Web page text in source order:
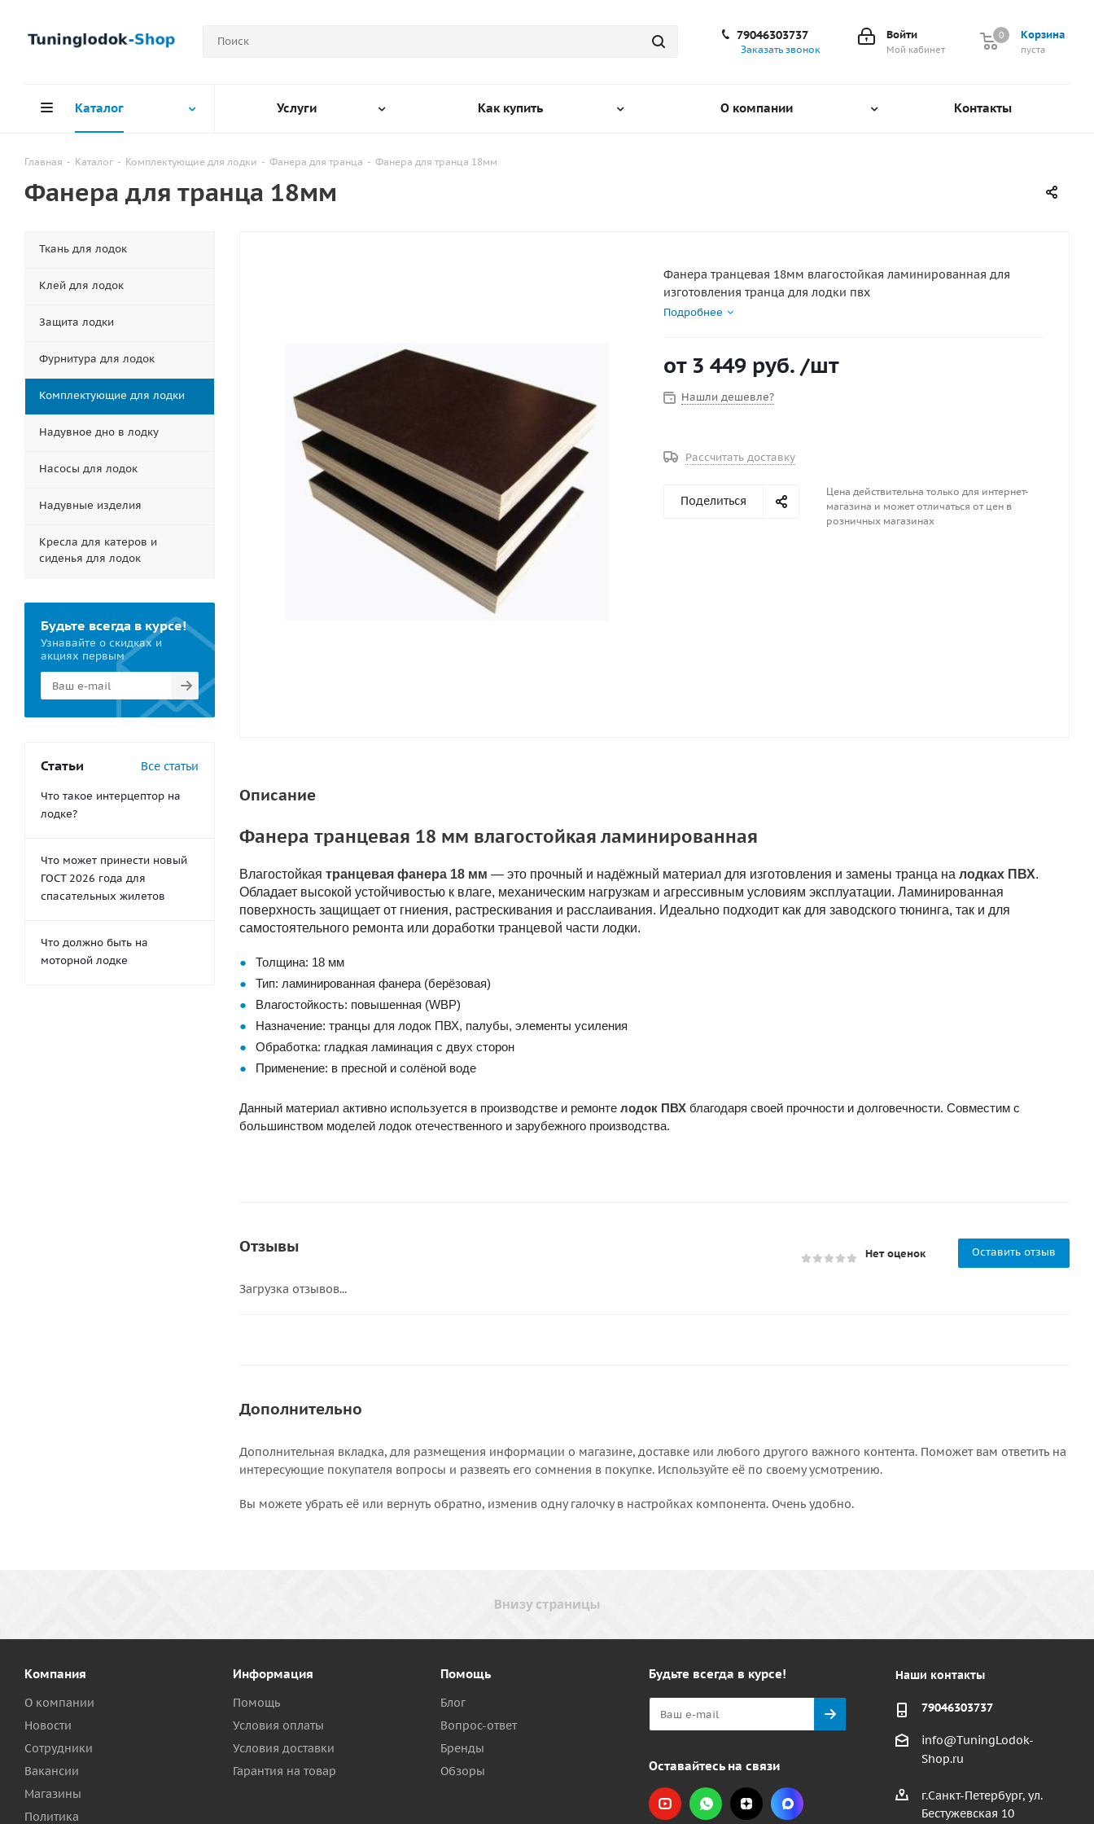
Корзина
0
пуста
0
Войти
Мой кабинет
79046303737
Заказать звонок
Каталог Услуги Как купить О компании Контакты
Главная - Каталог - Комплектующие для лодки - Фанера для транца - Фанера для транца 18мм
Фанера для транца 18мм
Фанера транцевая 18мм влагостойкая ламинированная для
изготовления транца для лодки пвх
Подробнее
от 3 449 руб. /шт
Нашли дешевле?
Рассчитать доставку
Поделиться
Цена действительна только для интернет-
магазина и может отличаться от цен в
розничных магазинах
Описание
Фанера транцевая 18 мм влагостойкая ламинированная
Влагостойкая транцевая фанера 18 мм — это прочный и надёжный материал для изготовления и замены транца на лодках ПВХ.
Обладает высокой устойчивостью к влаге, механическим нагрузкам и агрессивным условиям эксплуатации. Ламинированная
поверхность защищает от гниения, растрескивания и расслаивания. Идеально подходит как для заводского тюнинга, так и для
самостоятельного ремонта или доработки транцевой части лодки.
Толщина: 18 мм
Тип: ламинированная фанера (берёзовая)
Влагостойкость: повышенная (WBP)
Назначение: транцы для лодок ПВХ, палубы, элементы усиления
Обработка: гладкая ламинация с двух сторон
Применение: в пресной и солёной воде
Данный материал активно используется в производстве и ремонте лодок ПВХ благодаря своей прочности и долговечности. Совместим с
большинством моделей лодок отечественного и зарубежного производства.
Отзывы Нет оценок Оставить отзыв
Загрузка отзывов...
Дополнительно
Дополнительная вкладка, для размещения информации о магазине, доставке или любого другого важного контента. Поможет вам ответить на
интересующие покупателя вопросы и развеять его сомнения в покупке. Используйте её по своему усмотрению.
Вы можете убрать её или вернуть обратно, изменив одну галочку в настройках компонента. Очень удобно.
Ткань для лодок
Клей для лодок
Защита лодки
Фурнитура для лодок
Комплектующие для лодки
Надувное дно в лодку
Насосы для лодок
Надувные изделия
Кресла для катеров и
сиденья для лодок
Будьте всегда в курсе!
Узнавайте о скидках и
акциях первым
Статьи Все статьи
Что такое интерцептор на
лодке?
Что может принести новый
ГОСТ 2026 года для
спасательных жилетов
Что должно быть на
моторной лодке
Компания
О компании
Новости
Сотрудники
Вакансии
Магазины
Политика
Информация
Помощь
Условия оплаты
Условия доставки
Гарантия на товар
Помощь
Блог
Вопрос-ответ
Бренды
Обзоры
Будьте всегда в курсе!
Оставайтесь на связи
Наши контакты
79046303737
info@TuningLodok-
Shop.ru
г.Санкт-Петербург, ул.
Бестужевская 10